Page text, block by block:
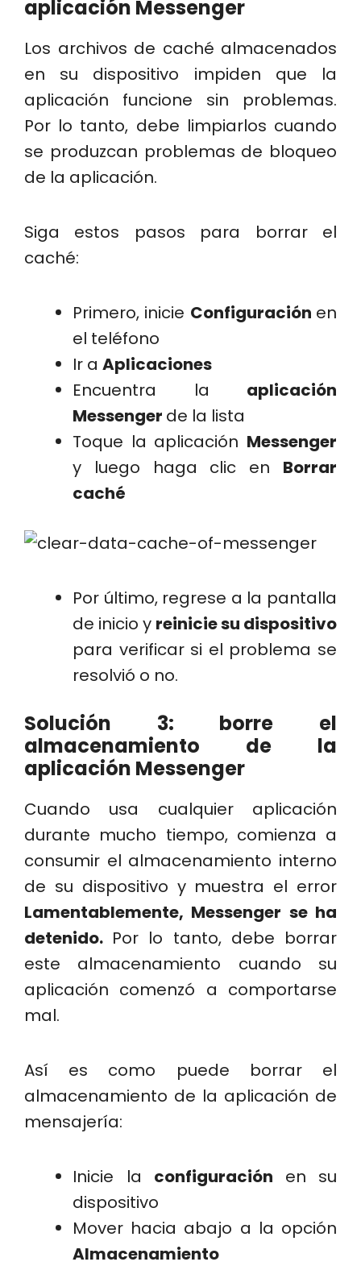
aplicación Messenger
Los archivos de caché almacenados
en su dispositivo impiden que la
aplicación funcione sin problemas.
Por lo tanto, debe limpiarlos cuando
se produzcan problemas de bloqueo
de la aplicación.
Siga estos pasos para borrar el
caché:
Primero, inicie Configuración en
el teléfono
Ir a Aplicaciones
Encuentra la aplicación
Messenger de la lista
Toque la aplicación Messenger
y luego haga clic en Borrar
caché
Por último, regrese a la pantalla
de inicio y reinicie su dispositivo
para verificar si el problema se
resolvió o no.
Solución 3: borre el
almacenamiento de la
aplicación Messenger
Cuando usa cualquier aplicación
durante mucho tiempo, comienza a
consumir el almacenamiento interno
de su dispositivo y muestra el error
Lamentablemente, Messenger se ha
detenido. Por lo tanto, debe borrar
este almacenamiento cuando su
aplicación comenzó a comportarse
mal.
Así es como puede borrar el
almacenamiento de la aplicación de
mensajería:
Inicie la configuración en su
dispositivo
Mover hacia abajo a la opción
Almacenamiento